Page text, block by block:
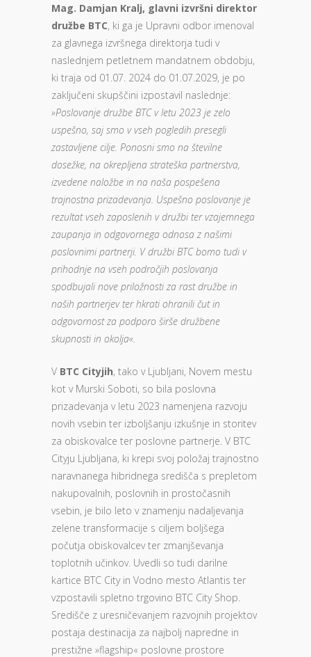
Mag. Damjan Kralj, glavni izvršni direktor
družbe BTC, ki ga je Upravni odbor imenoval
za glavnega izvršnega direktorja tudi v
naslednjem petletnem mandatnem obdobju,
ki traja od 01.07. 2024 do 01.07.2029, je po
zaključeni skupščini izpostavil naslednje:
»Poslovanje družbe BTC v letu 2023 je zelo
uspešno, saj smo v vseh pogledih presegli
zastavljene cilje. Ponosni smo na številne
dosežke, na okrepljena strateška partnerstva,
izvedene naložbe in na naša pospešena
trajnostna prizadevanja. Uspešno poslovanje je
rezultat vseh zaposlenih v družbi ter vzajemnega
zaupanja in odgovornega odnosa z našimi
poslovnimi partnerji. V družbi BTC bomo tudi v
prihodnje na vseh področjih poslovanja
spodbujali nove priložnosti za rast družbe in
naših partnerjev ter hkrati ohranili čut in
odgovornost za podporo širše družbene
skupnosti in okolja«.
V BTC Cityjih, tako v Ljubljani, Novem mestu
kot v Murski Soboti, so bila poslovna
prizadevanja v letu 2023 namenjena razvoju
novih vsebin ter izboljšanju izkušnje in storitev
za obiskovalce ter poslovne partnerje. V BTC
Cityju Ljubljana, ki krepi svoj položaj trajnostno
naravnanega hibridnega središča s prepletom
nakupovalnih, poslovnih in prostočasnih
vsebin, je bilo leto v znamenju nadaljevanja
zelene transformacije s ciljem boljšega
počutja obiskovalcev ter zmanjševanja
toplotnih učinkov. Uvedli so tudi darilne
kartice BTC City in Vodno mesto Atlantis ter
vzpostavili spletno trgovino BTC City Shop.
Središče z uresničevanjem razvojnih projektov
postaja destinacija za najbolj napredne in
prestižne »flagship« poslovne prostore